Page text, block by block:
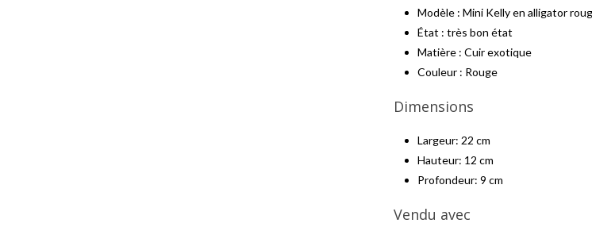
Modèle :Mini Kelly en alligator
État : très bon état
Matière :Cuir exotique
Couleur : Rouge
Dimensions
Largeur: 22 cm
Hauteur: 12 cm
Profondeur: 9 cm
Vendu avec